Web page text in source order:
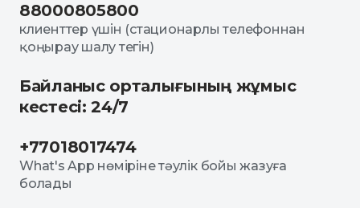
88000805800
клиенттер үшін (стационарлы телефоннан
қоңырау шалу тегін)
Байланыс орталығының жұмыс
кестесі: 24/7
+77018017474
What's App нөміріне тәулік бойы жазуға
болады